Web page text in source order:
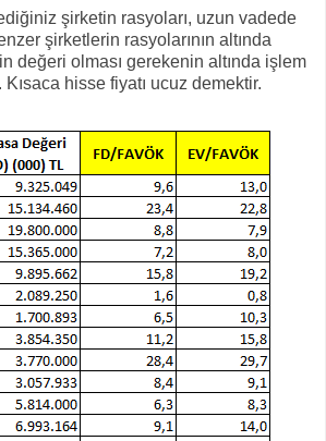
şirketin rasyoları, uzun vadede
şirketlerin rasyolarının altında
değeri olması gerekenin altında işlem
hisse fiyatı ucuz demektir.